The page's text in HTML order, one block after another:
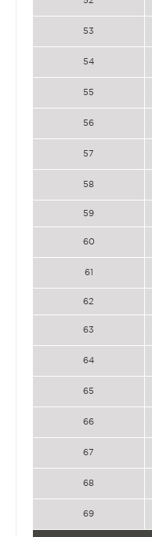
53
54
55
56
57
58
59
60
61
62
63
64
65
66
67
68
69